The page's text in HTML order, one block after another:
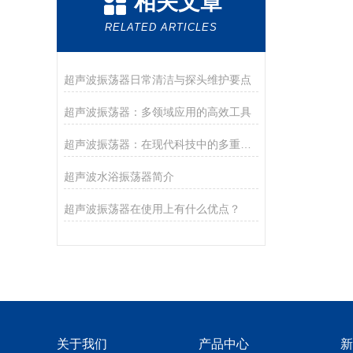
RELATED ARTICLES
超声波振荡器日常清洁与探头维护要点
超声波振荡器：多领域应用的高效工具
超声波振荡器：在现代科技中的多重应用
超声波水浴振荡器简介
超声波振荡器在使用上有什么优点？
关于我们 产品中心